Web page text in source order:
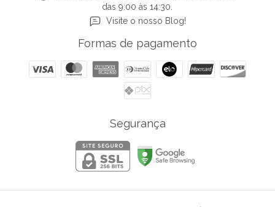
das 9:00 às 14:30.
Visite o nosso Blog!
Formas de pagamento
Segurança